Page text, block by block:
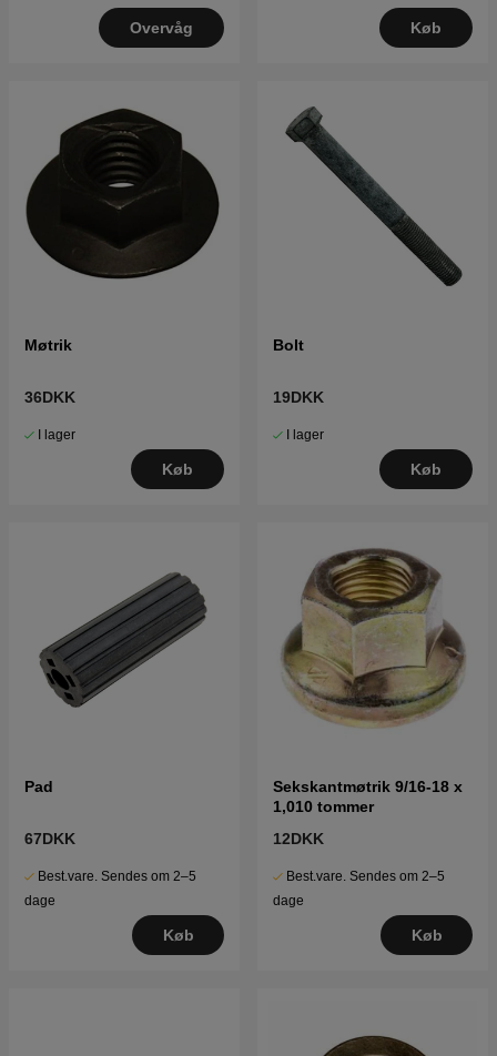
Overvåg Køb
Møtrik
36DKK
I lager
Køb
Bolt
19DKK
I lager
Køb
Pad
67DKK
Best.vare. Sendes om 2–5
dage
Køb
Sekskantmøtrik 9/16-18 x
1,010 tommer
12DKK
Best.vare. Sendes om 2–5
dage
Køb